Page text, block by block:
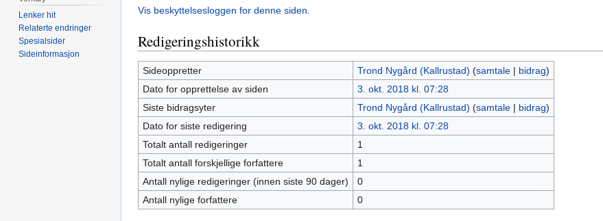
Vis beskyttelsesloggen for denne siden.
Redigeringshistorikk
Sideoppretter Trond Nygård (Kallrustad) (samtale| bidrag)
Dato for opprettelse av siden
3. okt. 2018 kl. 07:28
Siste bidragsyter
Trond Nygård (Kallrustad) (samtale| bidrag)
Dato for siste redigering
3. okt. 2018 kl. 07:28
Totalt antall redigeringer
1
Totalt antall forskjellige forfattere
1
Antall nylige redigeringer (innen siste 90 dager)
0
Antall nylige forfattere
0
Lenker hit
Relaterte endringer
Spesialsider
Sideinformasjon